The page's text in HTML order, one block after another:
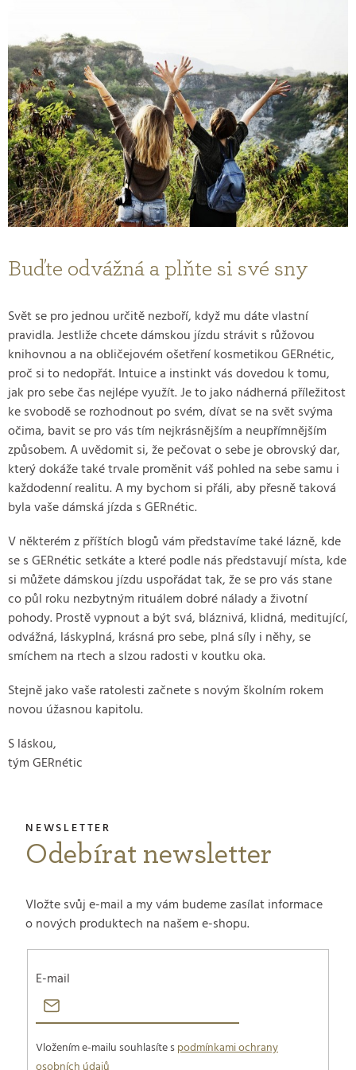
Buďte odvážná a plňte si své sny
Svět se pro jednou určitě nezboří, když mu dáte vlastní
pravidla. Jestliže chcete dámskou jízdu strávit s růžovou
knihovnou a na obličejovém ošetření kosmetikou GERnétic,
proč si to nedopřát. Intuice a instinkt vás dovedou k tomu,
jak pro sebe čas nejlépe využít. Je to jako nádherná příležitost
ke svobodě se rozhodnout po svém, dívat se na svět svýma
očima, bavit se pro vás tím nejkrásnějším a neupřímnějším
způsobem. A uvědomit si, že pečovat o sebe je obrovský dar,
který dokáže také trvale proměnit váš pohled na sebe samu i
každodenní realitu. A my bychom si přáli, aby přesně taková
byla vaše dámská jízda s GERnétic.
V některém z příštích blogů vám představíme také lázně, kde
se s GERnétic setkáte a které podle nás představují místa, kde
si můžete dámskou jízdu uspořádat tak, že se pro vás stane
co půl roku nezbytným rituálem dobré nálady a životní
pohody. Prostě vypnout a být svá, bláznivá, klidná, meditující,
odvážná, láskyplná, krásná pro sebe, plná síly i něhy, se
smíchem na rtech a slzou radosti v koutku oka.
Stejně jako vaše ratolesti začnete s novým školním rokem
novou úžasnou kapitolu.
S láskou,
tým GERnétic
Odebírat newsletter
Vložte svůj e-mail a my vám budeme zasílat informace
o nových produktech na našem e-shopu.
E-mail
Vložením e-mailu souhlasíte spodmínkami ochrany